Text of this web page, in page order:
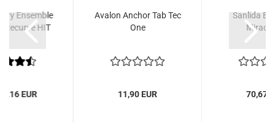
Ensemble
Recurve HIT
EUR
Avalon Anchor Tab Tec
One
11,90 EUR
Sanlida
Miracle
70,67